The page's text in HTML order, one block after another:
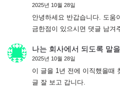
2025년 10월 28일
안녕하세요 반갑습니다. 도움
금한점이 있으시면 댓글 남겨
나는 회사에서 되도록 말
2025년 10월 28일
이 글을 1년 전에 이직했을때
글 잘 보고 갑니다.